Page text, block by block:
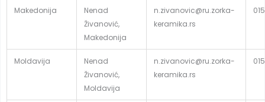
Makedonija
Nenad
Živanović,
Makedonija
n.zivanovic@ru.zorka-
keramika.rs
Moldavija
Nenad
Živanović,
Moldavija
n.zivanovic@ru.zorka-
keramika.rs